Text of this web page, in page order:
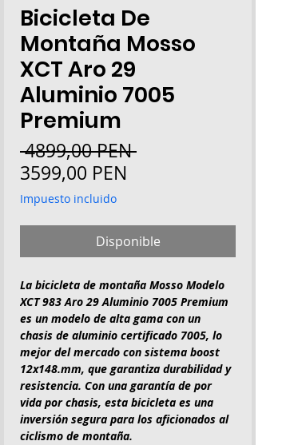
Bicicleta De
Montaña Mosso
XCT Aro 29
Aluminio 7005
Premium
4899,00 PEN Precio
3599,00 PEN
Impuesto incluido
Disponible
La bicicleta de montaña Mosso Modelo
XCT 983 Aro 29 Aluminio 7005 Premium
es un modelo de alta gama con un
chasis de aluminio certificado 7005, lo
mejor del mercado con sistema boost
12x148.mm, que garantiza durabilidad y
resistencia. Con una garantía de por
vida por chasis, esta bicicleta es una
inversión segura para los aficionados al
ciclismo de montaña.